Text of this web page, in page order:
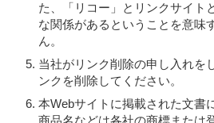
た、「リコー」とリンクサイト
な関係があるということを意味
ん。
当社がリンク削除の申し入れを
ンクを削除してください。
本Webサイトに掲載された文書
商品名などは各社の商標または